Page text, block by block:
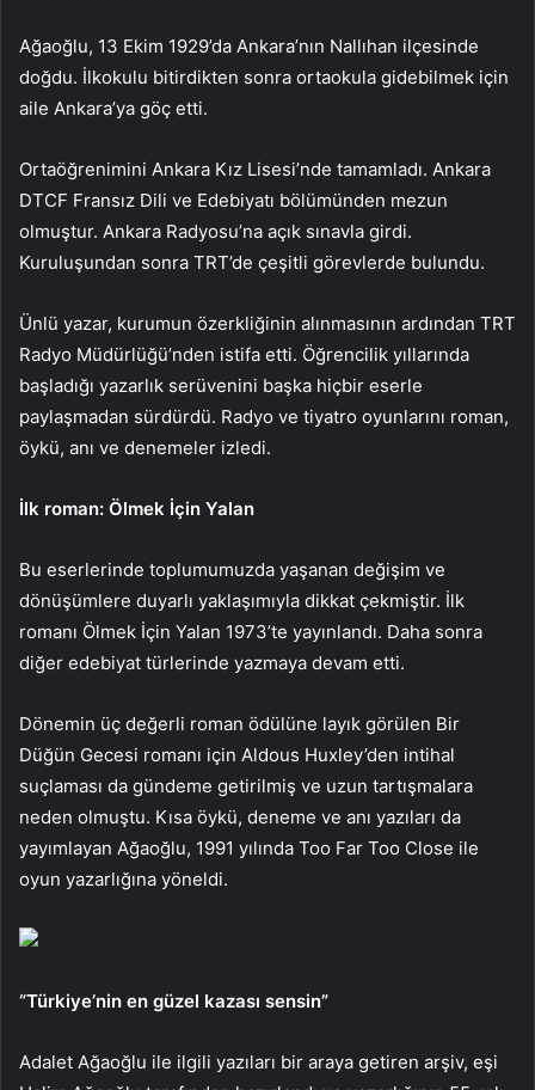
Ağaoğlu, 13 Ekim 1929’da Ankara’nın Nallıhan ilçesinde
doğdu. İlkokulu bitirdikten sonra ortaokula gidebilmek için
aile Ankara’ya göç etti.
Ortaöğrenimini Ankara Kız Lisesi’nde tamamladı. Ankara
DTCF Fransız Dili ve Edebiyatı bölümünden mezun
olmuştur. Ankara Radyosu’na açık sınavla girdi.
Kuruluşundan sonra TRT’de çeşitli görevlerde bulundu.
Ünlü yazar, kurumun özerkliğinin alınmasının ardından TRT
Radyo Müdürlüğü’nden istifa etti. Öğrencilik yıllarında
başladığı yazarlık serüvenini başka hiçbir eserle
paylaşmadan sürdürdü. Radyo ve tiyatro oyunlarını roman,
öykü, anı ve denemeler izledi.
İlk roman: Ölmek İçin Yalan
Bu eserlerinde toplumumuzda yaşanan değişim ve
dönüşümlere duyarlı yaklaşımıyla dikkat çekmiştir. İlk
romanı Ölmek İçin Yalan 1973’te yayınlandı. Daha sonra
diğer edebiyat türlerinde yazmaya devam etti.
Dönemin üç değerli roman ödülüne layık görülen Bir
Düğün Gecesi romanı için Aldous Huxley’den intihal
suçlaması da gündeme getirilmiş ve uzun tartışmalara
neden olmuştu. Kısa öykü, deneme ve anı yazıları da
yayımlayan Ağaoğlu, 1991 yılında Too Far Too Close ile
oyun yazarlığına yöneldi.
“Türkiye’nin en güzel kazası sensin”
Adalet Ağaoğlu ile ilgili yazıları bir araya getiren arşiv, eşi